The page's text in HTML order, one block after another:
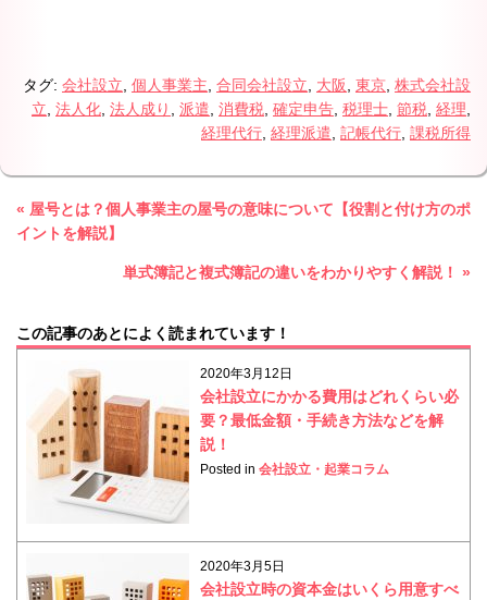
タグ: 会社設立, 個人事業主, 合同会社設立, 大阪, 東京, 株式会社設
立, 法人化, 法人成り , 派遣, 消費税, 確定申告, 税理士, 節税, 経理,
経理代行, 経理派遣, 記帳代行, 課税所得
« 屋号とは？個人事業主の屋号の意味について【役割と付け方のポ
イントを解説】
単式簿記と複式簿記の違いをわかりやすく解説！ »
この記事のあとによく読まれています！
2020年3月12日
会社設立にかかる費用はどれくらい必
要？最低金額・手続き方法などを解
説！
Posted in会社設立・起業コラム
2020年3月5日
会社設立時の資本金はいくら用意すべ